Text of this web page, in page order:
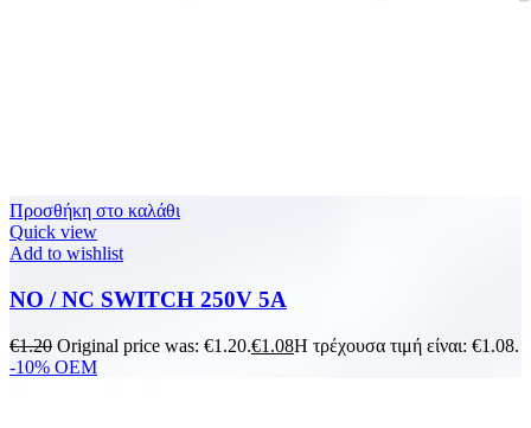
Προσθήκη στο καλάθι
Quick view
Add to wishlist
NO / NC SWITCH 250V 5A
€1.20 Original price was: €1.20.€1.08Η τρέχουσα τιμή είναι: €1.08.
-10% OEM